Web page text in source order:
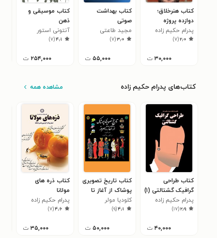
کتاب هنرخلاق؛
دوازده پروژه
خلاقانه
پدرام حکیم زاده
۲٫۰(۷)
۳۰,۰۰۰ ت
کتاب بهداشت
صوتی
مجید طاعتی
۳٫۰(۷)
۵۵,۰۰۰ ت
کتاب موسیقی و
ذهن
آنتونی استور
۴٫۱(۷)
۲۵۴,۰۰۰ ت
کتاب‌های پدرام حکیم زاده مشاهده همه
کتاب طراحی
گرافیک گشتالتی (۱)
پدرام حکیم زاده
۲٫۹(۱۷)
۴۰,۰۰۰ ت
کتاب تاریخ تصویری
پوشاک از آغاز تا
امروز
کلودیا مولر
۴٫۱(۹)
۵۰,۰۰۰ ت
کتاب ذره های
مولانا
پدرام حکیم زاده
۴٫۶(۷)
۳۵,۰۰۰ ت